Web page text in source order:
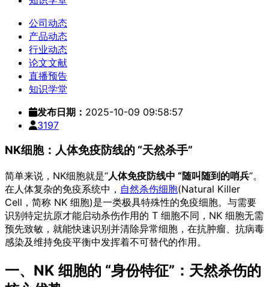
公司动态
产品动态
行业动态
论文文献
直播预告
知识学堂
发布日期： 2025-10-09 09:58:57
3197
NK细胞：人体免疫防线的 “天然杀手”
简单来说，NK细胞就是“人体免疫防线中 “随叫随到的哨兵”。
在人体复杂的免疫系统中， 自然杀伤细胞(Natural Killer
Cell，简称 NK 细胞)是一类极具特殊性的免疫细胞。与需要
识别特定抗原才能启动杀伤作用的 T 细胞不同，NK 细胞无需
预先致敏，就能快速识别并清除异常细胞，在抗肿瘤、抗病毒
感染及维持免疫平衡中发挥着不可替代的作用。
一、NK 细胞的 “身份特征”：天然杀伤的